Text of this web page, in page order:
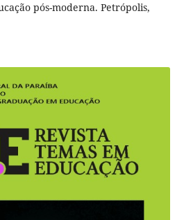
pós-moderna. Petrópolis,